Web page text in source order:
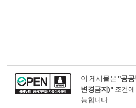
이 게시물은 "공공
변경금지)"조건에
능합니다.